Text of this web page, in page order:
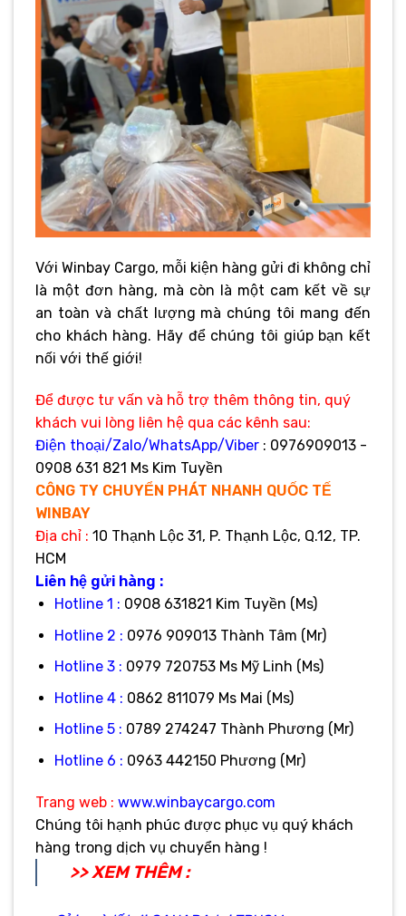
Với Winbay Cargo, mỗi kiện hàng gửi đi không chỉ
là một đơn hàng, mà còn là một cam kết về sự
an toàn và chất lượng mà chúng tôi mang đến
cho khách hàng. Hãy để chúng tôi giúp bạn kết
nối với thế giới!
Để được tư vấn và hỗ trợ thêm thông tin, quý
khách vui lòng liên hệ qua các kênh sau:
Điện thoại/Zalo/WhatsApp/Viber : 0976909013 -
0908 631 821 Ms Kim Tuyền
CÔNG TY CHUYỂN PHÁT NHANH QUỐC TẾ
WINBAY
Địa chỉ : 10 Thạnh Lộc 31, P. Thạnh Lộc, Q.12, TP.
HCM
Liên hệ gửi hàng :
Hotline 1 : 0908 631821 Kim Tuyền (Ms)
Hotline 2 : 0976 909013 Thành Tâm (Mr)
Hotline 3 : 0979 720753 Ms Mỹ Linh (Ms)
Hotline 4 : 0862 811079 Ms Mai (Ms)
Hotline 5 : 0789 274247 Thành Phương (Mr)
Hotline 6 : 0963 442150 Phương (Mr)
Trang web : www.winbaycargo.com
Chúng tôi hạnh phúc được phục vụ quý khách
hàng trong dịch vụ chuyển hàng !
>> XEM THÊM :